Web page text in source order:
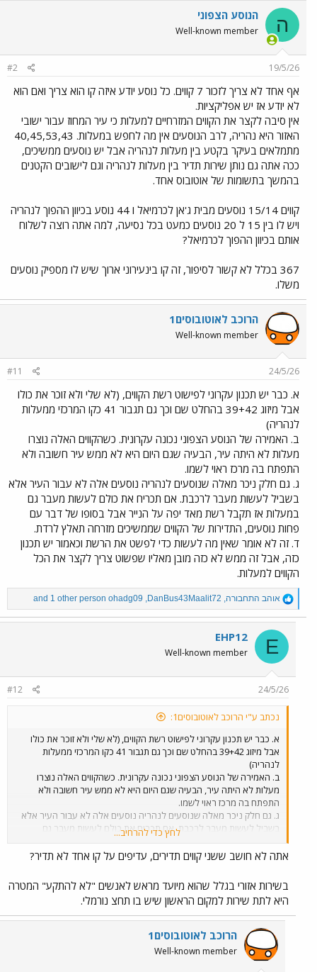
ה הנוסע הצפוני
Well-known member
19/5/26
#2
אף אחד לא צריך לזכור 7 קווים. כל נוסע יודע איזה קו הוא צריך ואם הוא
לא יודע אז יש אפליקציות.
אין סיבה לקצר את הקווים המזרחיים למעלות כי עיר המחוז עבור ישובי
האזור היא נהריה, לרב הנוסעים אין מה לחפש במעלות. 40,45,53,43
מתמלאים בעיקר בקטע בין מעלות לנהריה אבל יש נוסעים ממשיכים,
ככה אתה גם נותן שירות תדיר בין מעלות לנהריה וגם לישובים הקטנים
בהמשך בתשומות של אוטובוס אחד.
קווים 15/14 נוסעים מבית ג'אן לכרמיאל ו 44 נוסע בכיוון ההפוך לנהריה
ויש לו בין 15 ל 20 נוסעים כמעט בכל נסיעה, למה אתה רוצה לשלוח
אותם בכיוון ההפוך לכרמיאל?
367 בכלל לא קשור לסיפור, זה קו בינעירוני ארוך שיש לו מספיק נוסעים
משלו.
הרוכב לאוטובוסים1
Well-known member
24/5/26
#11
א. כבר יש תכנון עקרוני לפישוט רשת הקווים, (לא שלי ולא זוכר את כולו
אבל מיזוג 39+42 בהחלט שם וכך גם תגבור 41 כקו המרכזי ממעלות
לנהריה)
ב. האמירה של הנוסע הצפוני נכונה עקרונית. כשהקווים האלה נוצרו
מעלות לא היתה עיר, הבעיה שגם היום היא לא ממש עיר חשובה ולא
התפתח בה מרכז ראוי לשמו.
ג. גם חלק ניכר מאלה שנוסעים לנהריה נוסעים אלה לא עבור העיר אלא
בשביל לעשות מעבר לרכבת. אם תכריח את כולם לעשות מעבר גם
במעלות אז תקבל רשת מאד יפה על הנייר אבל בסופו של דבר עם
פחות נוסעים, התדירות של הקווים שממשיכים מזרחה תאלץ לרדת.
ד. זה לא אומר שאין מה לעשות כדי לפשט את הרשת וכאמור יש תכנון
כזה, אבל זה ממש לא כזה מובן מאליו שפשוט צריך לקצר את הכל
הקווים למעלות.
R
e
a
c
o
n
s
אוהב התחבורה,
DanBus43Maalit72
,
ohadg09
E
EHP12
Well-known member
24/5/26
#12
נכתב ע"י הרוכב לאוטובוסים1:
א. כבר יש תכנון עקרוני לפישוט רשת הקווים, (לא שלי ולא זוכר את כולו
אבל מיזוג 39+42 בהחלט שם וכך גם תגבור 41 כקו המרכזי ממעלות
לנהריה)
ב. האמירה של הנוסע הצפוני נכונה עקרונית. כשהקווים האלה נוצרו
מעלות לא היתה עיר, הבעיה שגם היום היא לא ממש עיר חשובה ולא
התפתח בה מרכז ראוי לשמו.
ג. גם חלק ניכר מאלה שנוסעים לנהריה נוסעים אלה לא עבור העיר אלא
בשביל לעשות מעבר לרכבת. אם תכריח את כולם לעשות מעבר גם
במעלות אז תקבל רשת מאד יפה על הנייר אבל בסופו של דבר עם פחות
נוסעים, התדירות של הקווים שממשיכים מזרחה תאלץ לרדת.
ד. זה לא אומר שאין מה לעשות כדי לפשט את הרשת וכאמור יש תכנון כזה,
אבל זה ממש לא כזה מובן מאליו שפשוט צריך לקצר את הכל הקווים
למעלות.
לחץ כדי להרחיב...
אתה לא חושב ששני קווים תדירים, עדיפים על קו אחד לא תדיר?
בשירות אזורי בגלל שהוא מיועד מראש לאנשים "לא להתקע" המטרה
היא לתת שירות למקום הראשון שיש בו תחצ נורמלי.
הרוכב לאוטובוסים1
Well-known member